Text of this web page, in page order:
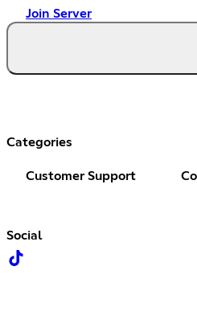
Join Server
Categories
Customer Support
Social